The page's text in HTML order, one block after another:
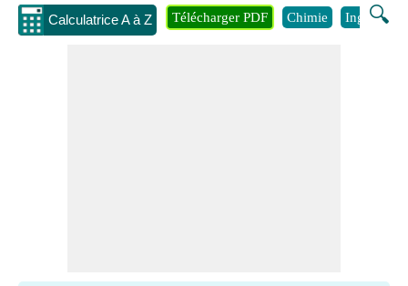
Calculatrice A à Z 🔍
Télécharger PDF Chimie Ingénierie